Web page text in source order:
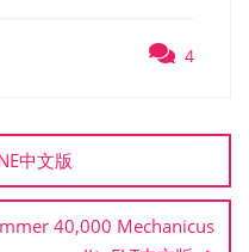
4
中文版
40,000 Mechanicus